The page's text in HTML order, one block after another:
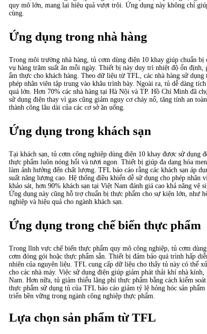
quy mô lớn, mang lại hiệu quả vượt trội. Ứng dụng này không chỉ
cùng.
Ứng dụng trong nhà hàng
Trong môi trường nhà hàng, tủ cơm dùng điện 10 khay giúp chuẩn bị
vụ hàng trăm suất ăn mỗi ngày. Thiết bị này duy trì nhiệt độ ổn
ẩm thực cho khách hàng. Theo dữ liệu từ TFL, các nhà hàng sử
phép nhân viên tập trung vào khâu trình bày. Ngoài ra, tủ dễ dàng
quá lớn. Hơn 70% các nhà hàng tại Hà Nội và TP. Hồ Chí Minh đã
sử dụng điện thay vì gas cũng giảm nguy cơ cháy nổ, tăng tính an
thành công lâu dài của các cơ sở ăn uống.
Ứng dụng trong khách sạn
Tại khách sạn, tủ cơm công nghiệp dùng điện 10 khay được sử dụng
thực phẩm luôn nóng hổi và tươi ngon. Thiết bị giúp đa dạng hóa
làm ảnh hưởng đến chất lượng. TFL báo cáo rằng các khách sạn áp
suất năng lượng cao. Hệ thống điều khiển dễ sử dụng cho phép nhân
khảo sát, hơn 90% khách sạn tại Việt Nam đánh giá cao khả năng vệ
Ứng dụng này cũng hỗ trợ chuẩn bị thực phẩm cho sự kiện lớn, như
nghiệp và hiệu quả cho ngành khách sạn.
Ứng dụng trong chế biến thực phẩm
Trong lĩnh vực chế biến thực phẩm quy mô công nghiệp, tủ cơm
cơm đóng gói hoặc thực phẩm sẵn. Thiết bị đảm bảo quá trình hấp
nhiên của nguyên liệu. TFL cung cấp dữ liệu cho thấy tủ này có thể
cho các nhà máy. Việc sử dụng điện giúp giảm phát thải khí nhà
Nam. Hơn nữa, tủ giảm thiểu lãng phí thực phẩm bằng cách kiểm
thực phẩm sử dụng tủ của TFL báo cáo giảm tỷ lệ hỏng hóc sản
triển bền vững trong ngành công nghiệp thực phẩm.
Lựa chọn sản phẩm từ TFL